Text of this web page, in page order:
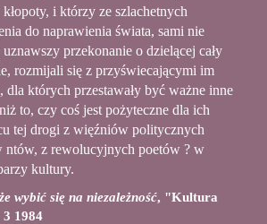
i którzy ze szlachetnych
do naprawienia świata, sami nie
przekonanie o dzielącej cały
rozmijali się z przyświecającymi im
dla których przestawały być ważne inne
to, czy coś jest pożyteczne dla ich
tej drogi z więźniów politycznych
ntów, z rewolucyjnych poetów ? w
kultury.
wybić się na niezależność, "Kultura
1984